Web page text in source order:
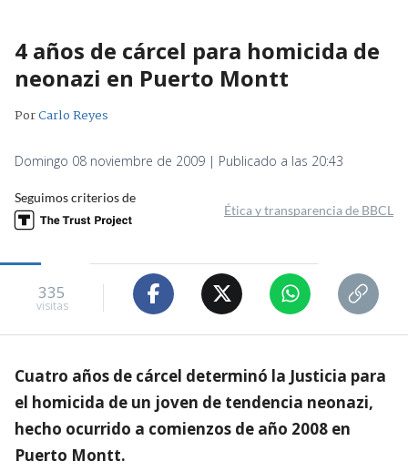
4 años de cárcel para homicida de
neonazi en Puerto Montt
PorCarlo Reyes
Domingo 08 noviembre de 2009 | Publicado a las 20:43
Seguimos criterios de
Ética y transparencia de BBCL
335
visitas
Cuatro años de cárcel determinó la Justicia para
el homicida de un joven de tendencia neonazi,
hecho ocurrido a comienzos de año 2008 en
Puerto Montt.